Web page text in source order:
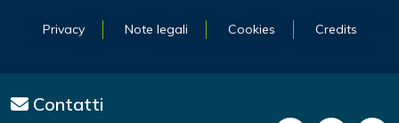
Privacy Note legali Cookies Credits
Contatti